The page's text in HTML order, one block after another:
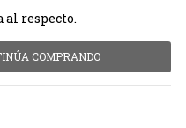
al respecto.
COMPRANDO